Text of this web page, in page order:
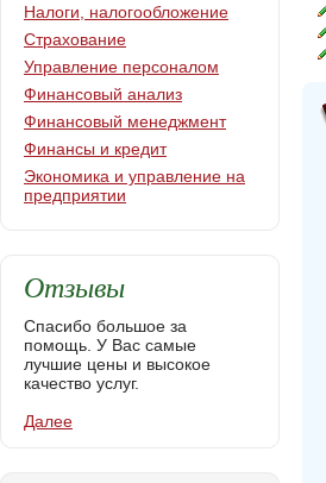
Налоги, налогообложение
Страхование
Управление персоналом
Финансовый анализ
Финансовый менеджмент
Финансы и кредит
Экономика и управление на
предприятии
Отзывы
Спасибо большое за
помощь. У Вас самые
лучшие цены и высокое
качество услуг.
Далее